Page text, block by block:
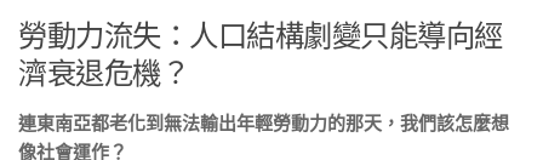
勞動力流失：人口結構劇變只能導向經
濟衰退危機？
連東南亞都老化到無法輸出年輕勞動力的那天，我們該怎麼想
像社會運作？